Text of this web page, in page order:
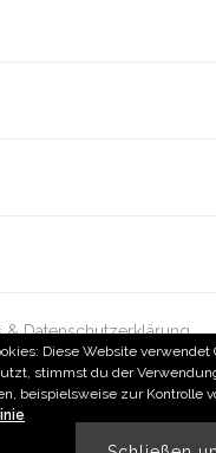
Diese Website verwendet
stimmst du der
beispielsweise zur Kontrolle
& Datenschutzerklärung